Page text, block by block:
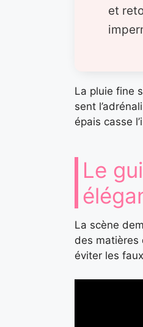
et
La pluie fine
sent
épais casse
Le
La scène
des matières
éviter les